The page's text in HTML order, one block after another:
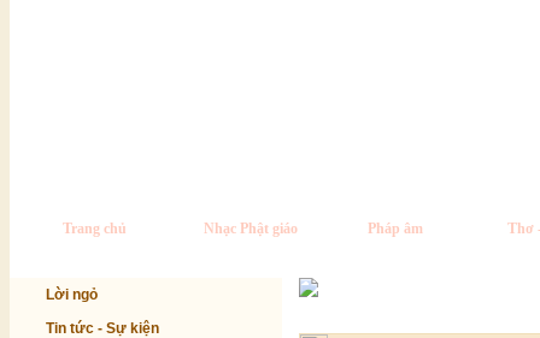
Trang chủ Nhạc Phật giáo Pháp âm Thơ
Lời ngỏ
Tin tức - Sự kiện